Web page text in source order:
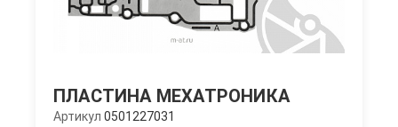
ПЛАСТИНА МЕХАТРОНИКА
Артикул 0501227031